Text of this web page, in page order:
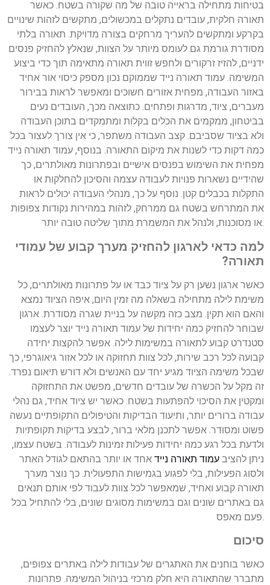
בטיחות מתחילה בראייה טובה של מה שקורה בשטח. כאשר
תאורה חלקית, עובדים נתקלים במכשולים, מתקשים לזהות שינויים
בקרקע ומתקשים להעריך מרחקים בצורה מדויקת. תאורה בלתי
מסודרת גורמת גם לעומס מיותר על הצוות, שנאלץ להחזיק פנסים
ידניים, להזיז זרקורים ולחפש זווית תאורה מתאימה תוך כדי ביצוע
המשימה. עמוד תאורה נייד שממוקם נכון מספק כיסוי אור אחיד
באזור העבודה, מפחית אזורים חשוכים ומאפשר לראות בבירור
מעברים, ציוד, מדרגות ופתחים. כתוצאה מכך, העובדים נעים
בביטחון, ממקמים את הכלים בקלות ומתמקדים בתוכן העבודה
ולא בציוד שסביבם. קצב העבודה משתפר, כי אין צורך לעצור בכל
כמה דקות כדי לשנות את מיקום התאורה. בנוסף, עמוד תאורה נייד
מפחית את השימוש בפנסים אישיים ובפתרונות מאולתרים, כך
שהידיים נשארות פנויות לעבודה עצמה והסיכון להחלקות או
התקלות בכבלים קטן. נוסף על כך, מנהלי העבודה יכולים לראות
את המתרחש בשטח גם ממרחק, לזהות במהירות נקודות צפופות
או מסוכנות, ולנהל את המשמרת מתוך שליטה טובה יותר.
למה כדאי לארגון להחזיק מערך קבוע של עמודי
תאורה?
כאשר ארגון נשען רק על ציוד כבד או על פתרונות מאולתרים, כל
משימת לילה מתחילה בשאלה מה זמין היום, איפה הציוד נמצא
והאם הוא תקין. מצב כזה מקשה על בניית שגרה מסודרת. ארגון
שבוחר להחזיק כמה יחידות של עמוד תאורה נייד יוצר לעצמו
סטנדרט קבוע לתאורה במשימות לילה. אפשר להקצות יחידה
קבועה לכל רכב שירות, לכל צוות תחזוקה או לכל אזור גיאוגרפי, כך
שבכל משימה הציוד מגיע יחד עם האנשים ולא דורש תיאום נפרד.
זה מקל על הכשרה של עובדים חדשים, מפשט את התחזוקה
ומקטין את הסיכוי להפתעות בשטח. כאשר יש ציוד אחיד, גם נהלי
עבודה ברורים יותר, ותיעוד הבדיקות והטיפולים התקופתיים נעשה
פשוט ומסודר. אפשר לתכנן מלאי ברור, לבצע בדיקות תקופתיות
ולדעת בכל רגע כמה יחידות פעילות זמינות לעבודה. בשטח עצמו,
ניתן להציב עמוד תאורה נייד אחד או יותר בהתאם לגודל האתר
ולסוג הפעילות, בלי לפגוע בגמישות התפעולית. כך נוצר מערך
תאורה קבוע ואחיד, שמאפשר לכל צוות לעבוד לפי אותם תנאים
גם באתרים שונים וגם במשימות מסוגים שונים, בלי להתחיל בכל
סיכום
כאשר בוחנים את האתגרים של עבודות לילה באתרים צפופים,
מתברר שהתאורה היא חלק מרכזי בניהול המשימה. פתרונות